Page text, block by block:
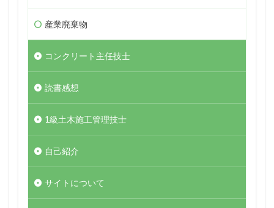
産業廃棄物
コンクリート主任技士
読書感想
1級土木施工管理技士
自己紹介
サイトについて